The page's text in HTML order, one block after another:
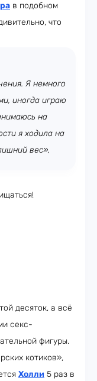
в подобном
что
Я немного
иногда играю
на
я ходила на
вес»,
десяток, а всё
секс-
фигуры.
котиков»,
Холли 5 раз в